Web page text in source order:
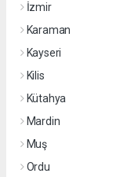
İzmir
Karaman
Kayseri
Kilis
Kütahya
Mardin
Muş
Ordu